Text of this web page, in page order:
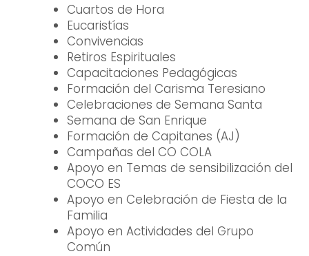
Cuartos de Hora
Eucaristías
Convivencias
Retiros Espirituales
Capacitaciones Pedagógicas
Formación del Carisma Teresiano
Celebraciones de Semana Santa
Semana de San Enrique
Formación de Capitanes (AJ)
Campañas del CO COLA
Apoyo en Temas de sensibilización del
COCO ES
Apoyo en Celebración de Fiesta de la
Familia
Apoyo en Actividades del Grupo
Común